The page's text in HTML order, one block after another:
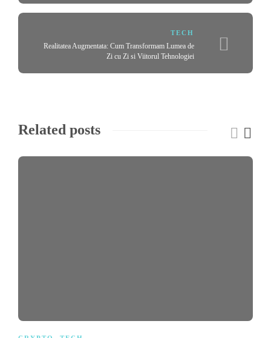
TECH
Realitatea Augmentata: Cum Transformam Lumea de
Zi cu Zi si Viitorul Tehnologiei
Related posts